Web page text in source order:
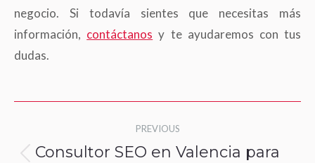
negocio. Si todavía sientes que necesitas más
información, contáctanos y te ayudaremos con tus
dudas.
navigation
PREVIOUS
Consultor SEO en Valencia para